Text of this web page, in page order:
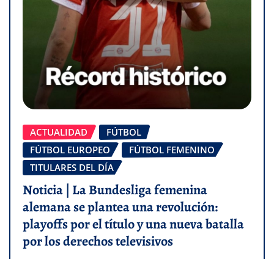
ACTUALIDAD
FÚTBOL
FÚTBOL EUROPEO
FÚTBOL FEMENINO
TITULARES DEL DÍA
Noticia | La Bundesliga femenina
alemana se plantea una revolución:
playoffs por el título y una nueva batalla
por los derechos televisivos